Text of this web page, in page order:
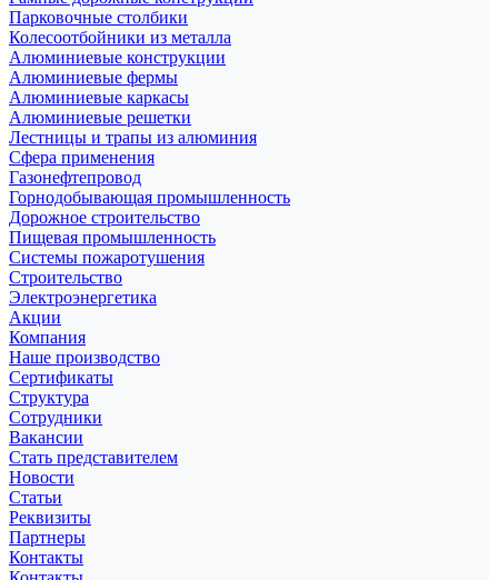
Парковочные столбики
Колесоотбойники из металла
Алюминиевые конструкции
Алюминиевые фермы
Алюминиевые каркасы
Алюминиевые решетки
Лестницы и трапы из алюминия
Сфера применения
Газонефтепровод
Горнодобывающая промышленность
Дорожное строительство
Пищевая промышленность
Системы пожаротушения
Строительство
Электроэнергетика
Акции
Компания
Наше производство
Сертификаты
Структура
Сотрудники
Вакансии
Стать представителем
Новости
Статьи
Реквизиты
Партнеры
Контакты